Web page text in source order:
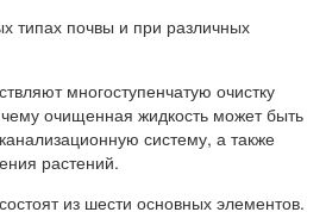
типах почвы и при различных
многоступенчатую очистку
очищенная жидкость может быть
систему, а также
растений.
из шести основных элементов.